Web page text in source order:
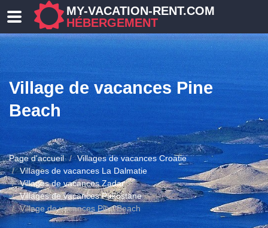
MY-VACATION-RENT.COM
HÉBERGEMENT
Village de vacances Pine
Beach
Page d'accueil
Villages de vacances Croatie
Villages de vacances La Dalmatie
Villages de vacances Zadar
Villages de vacances Pakostane
Village de vacances Pine Beach